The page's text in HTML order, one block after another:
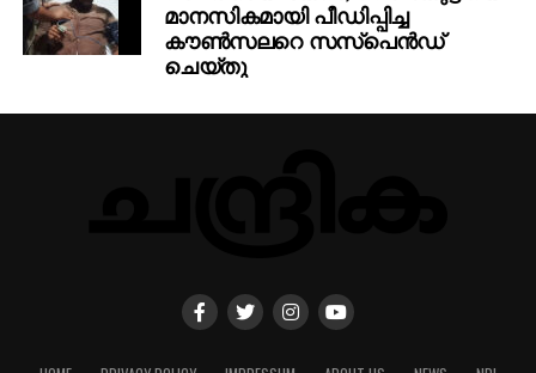
മാനസികമായി പീഡിപ്പിച്ച
കൗൺസലറെ സസ്പെൻഡ്
ചെയ്തു